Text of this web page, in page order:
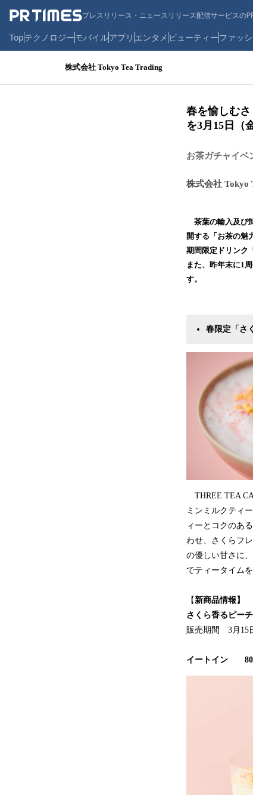
プレスリリース・ニュースリリース配信サービスの
Topテクノロジーモバイルアプリ エンタメ ビューティーファッ
株式会社 Tokyo Tea Trading
春を愉しむ
を3月15日（
お茶ガチャイベ
株式会社 Tokyo
茶葉の輸入及び
開する「お茶の魅
期間限定ドリンク
また、昨年末に1
す。
春限定「さ
THREE TEA
ミンミルクティ
ィーとコクのあ
わせ、さくらフ
の優しい甘さに
でティータイム
【新商品情報】
さくら香るピー
販売期間 3月15
イートイン 800